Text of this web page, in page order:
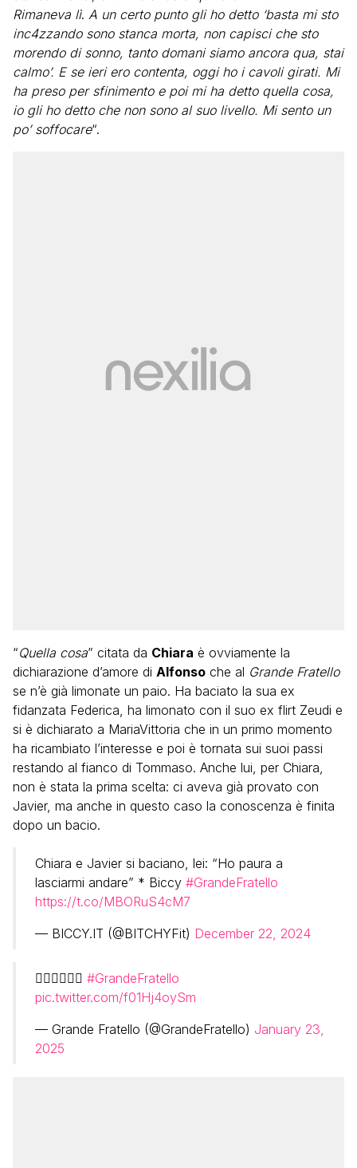
Rimaneva lì. A un certo punto gli ho detto ‘basta mi sto
inc4zzando sono stanca morta, non capisci che sto
morendo di sonno, tanto domani siamo ancora qua, stai
calmo’. E se ieri ero contenta, oggi ho i cavoli girati. Mi
ha preso per sfinimento e poi mi ha detto quella cosa,
io gli ho detto che non sono al suo livello. Mi sento un
po’ soffocare“.
“Quella cosa” citata da Chiara è ovviamente la
dichiarazione d’amore di Alfonso che al Grande Fratello
se n’è già limonate un paio. Ha baciato la sua ex
fidanzata Federica, ha limonato con il suo ex flirt Zeudi e
si è dichiarato a MariaVittoria che in un primo momento
ha ricambiato l’interesse e poi è tornata sui suoi passi
restando al fianco di Tommaso. Anche lui, per Chiara,
non è stata la prima scelta: ci aveva già provato con
Javier, ma anche in questo caso la conoscenza è finita
dopo un bacio.
Chiara e Javier si baciano, lei: “Ho paura a
lasciarmi andare” * Biccy #GrandeFratello
https://t.co/MBORuS4cM7
— BICCY.IT (@BITCHYFit) December 22, 2024
❤️‍🔥❤️‍🔥❤️‍🔥 #GrandeFratello
pic.twitter.com/f01Hj4oySm
— Grande Fratello (@GrandeFratello) January 23,
2025